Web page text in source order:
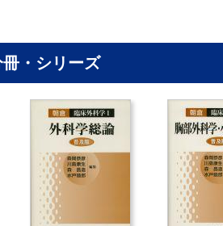
無菌法・消毒法
術前管理
麻酔・術中管理
術後管理
主要術後合併症
血液凝固異常
急性腎不全
急性呼吸不全
冊・シリーズ